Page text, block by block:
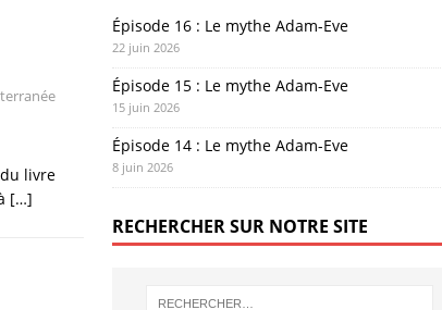
livre
[…]
Épisode 16 : Le mythe Adam-Eve
22 juin 2026
Épisode 15 : Le mythe Adam-Eve
15 juin 2026
Épisode 14 : Le mythe Adam-Eve
8 juin 2026
RECHERCHER SUR NOTRE SITE